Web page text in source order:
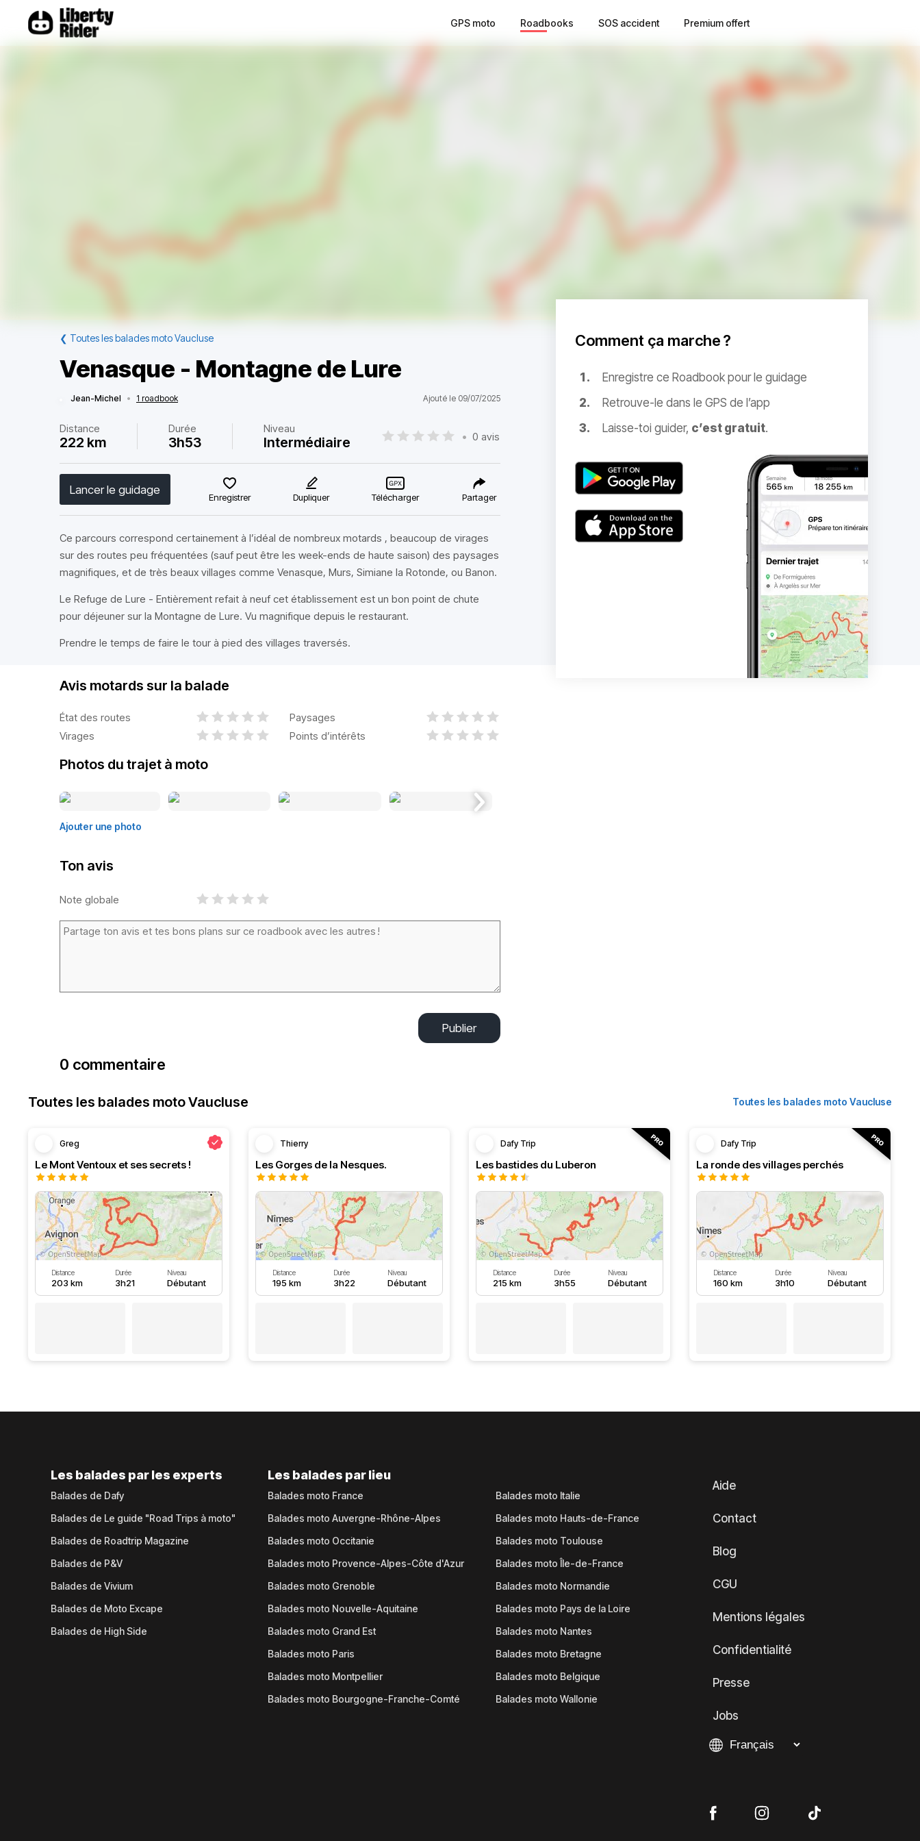
GPS moto Roadbooks SOS accident Premium offert
❮ Toutes les balades moto Vaucluse
Venasque - Montagne de Lure
Jean-Michel • 1 roadbook Ajouté le 09/07/2025
Distance
222 km
Durée
3h53
Niveau
Intermédiaire • 0 avis
Lancer le guidage
Enregistrer Dupliquer Télécharger Partager
Ce parcours correspond certainement à l’idéal de nombreux motards , beaucoup de virages
sur des routes peu fréquentées (sauf peut être les week-ends de haute saison) des paysages
magnifiques, et de très beaux villages comme Venasque, Murs, Simiane la Rotonde, ou Banon.
Le Refuge de Lure - Entièrement refait à neuf cet établissement est un bon point de chute
pour déjeuner sur la Montagne de Lure. Vu magnifique depuis le restaurant.
Prendre le temps de faire le tour à pied des villages traversés.
Comment ça marche ?
Enregistre ce Roadbook pour le guidage
Retrouve-le dans le GPS de l’app
Laisse-toi guider, c’est gratuit.
Avis motards sur la balade
État des routes
Paysages
Virages
Points d’intérêts
Photos du trajet à moto
Ajouter une photo
Ton avis
Note globale
Publier
0 commentaire
Toutes les balades moto Vaucluse Toutes les balades moto Vaucluse
Greg
Le Mont Ventoux et ses secrets !
Distance
203 km
Durée
3h21
Niveau
Débutant
Thierry
Les Gorges de la Nesques.
Distance
195 km
Durée
3h22
Niveau
Débutant
Dafy Trip
Les bastides du Luberon
Distance
215 km
Durée
3h55
Niveau
Débutant
Dafy Trip
La ronde des villages perchés
Distance
160 km
Durée
3h10
Niveau
Débutant
Les balades par les experts
Balades de Dafy
Balades de Le guide "Road Trips à moto"
Balades de Roadtrip Magazine
Balades de P&V
Balades de Vivium
Balades de Moto Excape
Balades de High Side
Les balades par lieu
Balades moto France
Balades moto Auvergne-Rhône-Alpes
Balades moto Occitanie
Balades moto Provence-Alpes-Côte d'Azur
Balades moto Grenoble
Balades moto Nouvelle-Aquitaine
Balades moto Grand Est
Balades moto Paris
Balades moto Montpellier
Balades moto Bourgogne-Franche-Comté
Balades moto Italie
Balades moto Hauts-de-France
Balades moto Toulouse
Balades moto Île-de-France
Balades moto Normandie
Balades moto Pays de la Loire
Balades moto Nantes
Balades moto Bretagne
Balades moto Belgique
Balades moto Wallonie
Aide
Contact
Blog
CGU
Mentions légales
Confidentialité
Presse
Jobs